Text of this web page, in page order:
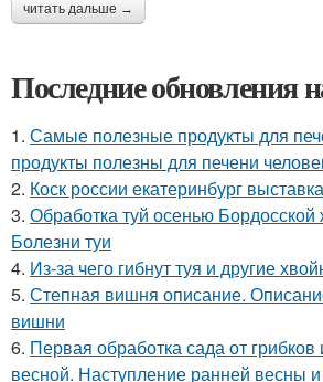
читать дальше →
Последние обновления
1. Самые полезные продукты для
продукты полезны для печени
2. Коск россии екатеринбург
3. Обработка туй осенью Бордосской
Болезни туи
4. Из-за чего гибнут туя и другие
5. Степная вишня описание.
вишни
6. Первая обработка сада от грибков
весной. Наступление ранней весны